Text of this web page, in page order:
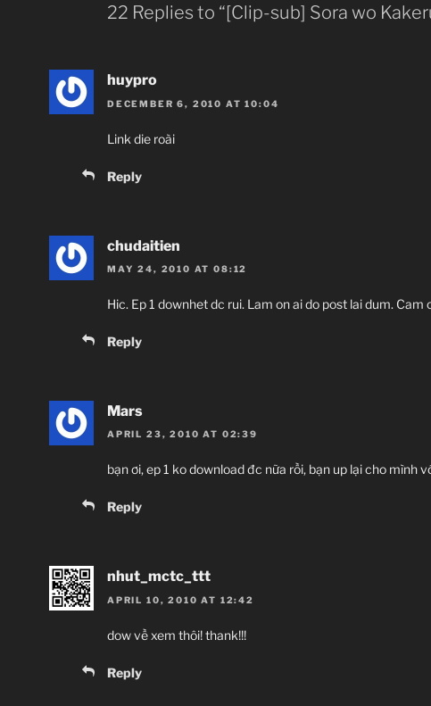
22 Replies to “[Clip-sub] Sora wo
huypro
DECEMBER 6, 2010 AT 10:04
Link die roài
Reply
chudaitien
MAY 24, 2010 AT 08:12
Hic. Ep 1 downhet dc rui. Lam on ai do post lai dum. Cam
Reply
Mars
APRIL 23, 2010 AT 02:39
bạn ơi, ep 1 ko download đc nữa rồi, bạn up lại cho mình
Reply
nhut_mctc_ttt
APRIL 10, 2010 AT 12:42
dow về xem thôi! thank!!!
Reply